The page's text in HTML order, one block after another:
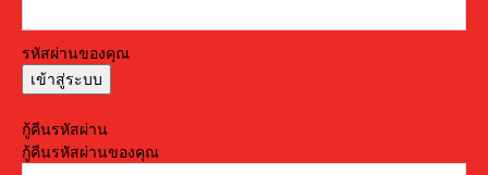
รหัสผ่านของคุณ
กู้คืนรหัสผ่าน
กู้คืนรหัสผ่านของคุณ